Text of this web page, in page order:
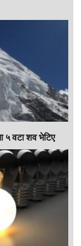
५ वटा शव भेटिए